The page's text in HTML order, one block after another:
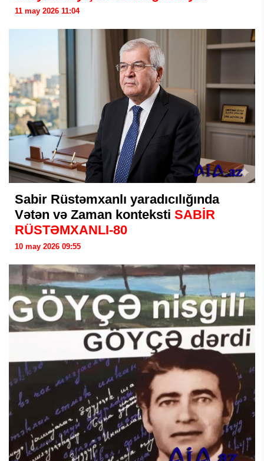
11 may 2026 11:04
Sabir Rüstəmxanlı yaradıcılığında
Vətən və Zaman konteksti SABİR
RÜSTƏMXANLI-80
10 may 2026 09:55